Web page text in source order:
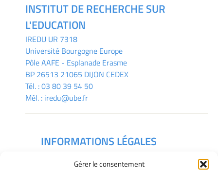
Gérer le consentement
INSTITUT DE RECHERCHE SUR
L'EDUCATION
IREDU UR 7318
Université Bourgogne Europe
Pôle AAFE - Esplanade Erasme
BP 26513 21065 DIJON CEDEX
Tél. :03 80 39 54 50
Mél. : iredu@ube.fr
INFORMATIONS LÉGALES
Gérer mes cookies